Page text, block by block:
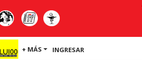
+ MÁS INGRESAR